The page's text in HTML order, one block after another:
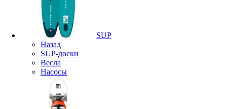
SUP
Назад
SUP-доски
Весла
Насосы